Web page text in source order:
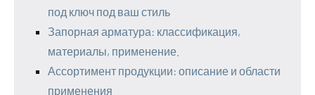
под ключ под ваш стиль
Запорная арматура: классификация,
материалы, применение.
Ассортимент продукции: описание и области
применения